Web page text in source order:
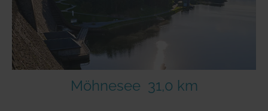
Möhnesee 31,0 km